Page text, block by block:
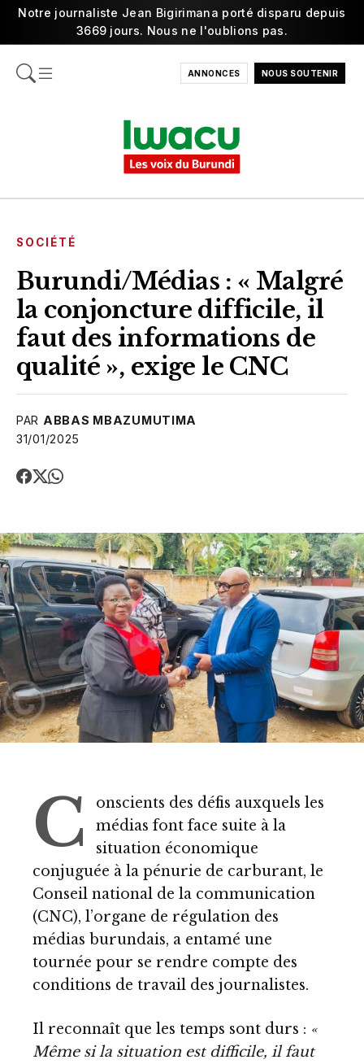
Notre journaliste Jean Bigirimana porté disparu depuis
3669 jours. Nous ne l'oublions pas.
ANNONCES NOUS SOUTENIR
SOCIÉTÉ
Burundi/Médias : « Malgré
la conjoncture difficile, il
faut des informations de
qualité », exige le CNC
PAR ABBAS MBAZUMUTIMA
31/01/2025
C
onscients des défis auxquels les
médias font face suite à la
situation économique
conjuguée à la pénurie de carburant, le
Conseil national de la communication
(CNC), l’organe de régulation des
médias burundais, a entamé une
tournée pour se rendre compte des
conditions de travail des journalistes.
Il reconnaît que les temps sont durs : «
Même si la situation est difficile, il faut